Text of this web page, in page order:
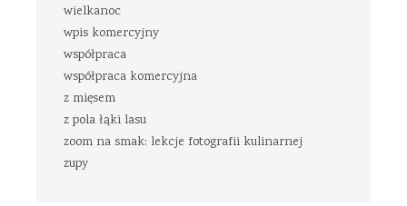
wielkanoc
wpis komercyjny
współpraca
współpraca komercyjna
z mięsem
z pola łąki lasu
zoom na smak: lekcje fotografii kulinarnej
zupy